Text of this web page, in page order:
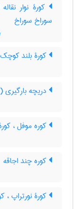
کورۀ نوار
سوراخ سوراخ
کورۀ بلند
دریچه بارگیری
کوره موفل ،
کوره چند اجاقه
کورۀ نورتراپ ،